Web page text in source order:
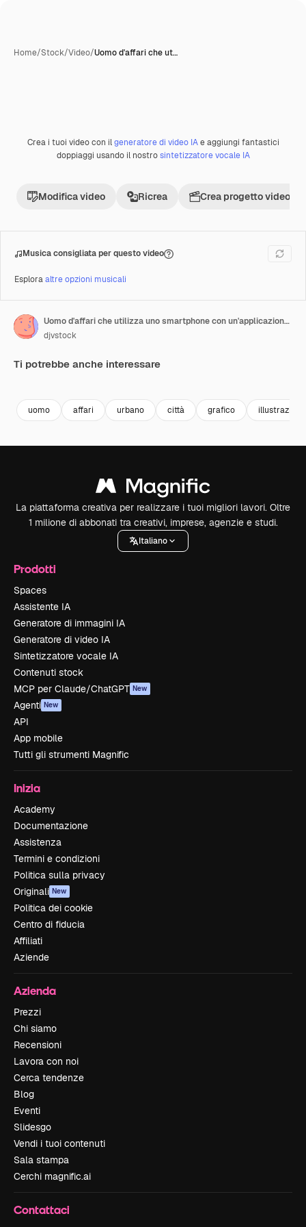
Home/Stock/Video/Uomo d'affari che ut…
Premium
Crea i tuoi video con ilgeneratore di video IAe aggiungi fantastici
doppiaggi usando il nostrosintetizzatore vocale IA
Modifica video Ricrea Crea progetto video
Musica consigliata per questo video
Esploraaltre opzioni musicali
Uomo d'affari che utilizza uno smartphone con un'applicazione di trasporto
djvstock
Ti potrebbe anche interessare
uomo affari urbano città grafico illustrazione
La piattaforma creativa per realizzare i tuoi migliori lavori. Oltre
1 milione di abbonati tra creativi, imprese, agenzie e studi.
Italiano
Prodotti
Spaces
Assistente IA
Generatore di immagini IA
Generatore di video IA
Sintetizzatore vocale IA
Contenuti stock
MCP per Claude/ChatGPT New
Agenti New
API
App mobile
Tutti gli strumenti Magnific
Inizia
Academy
Documentazione
Assistenza
Termini e condizioni
Politica sulla privacy
Originali New
Politica dei cookie
Centro di fiducia
Affiliati
Aziende
Azienda
Prezzi
Chi siamo
Recensioni
Lavora con noi
Cerca tendenze
Blog
Eventi
Slidesgo
Vendi i tuoi contenuti
Sala stampa
Cerchi magnific.ai
Contattaci